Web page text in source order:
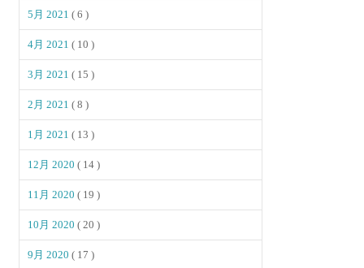
5月 2021( 6 )
4月 2021( 10 )
3月 2021( 15 )
2月 2021( 8 )
1月 2021( 13 )
12月 2020( 14 )
11月 2020( 19 )
10月 2020( 20 )
9月 2020( 17 )